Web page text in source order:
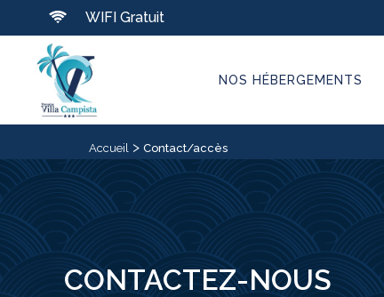
WIFI Gratuit
NOS HÉBERGEMENTS
Accueil > Contact/accès
CONTACTEZ-NOUS